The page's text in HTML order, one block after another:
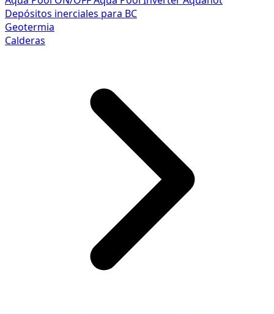
Depósitos inerciales para BC
Geotermia
Calderas